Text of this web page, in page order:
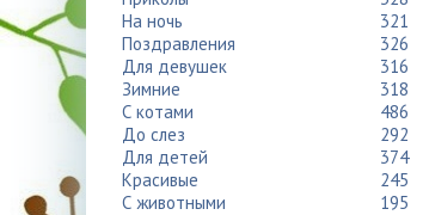
На ночь
321
Поздравления
326
Для девушек
316
Зимние
318
С котами
486
До слез
292
Для детей
374
Красивые
245
С животными
195